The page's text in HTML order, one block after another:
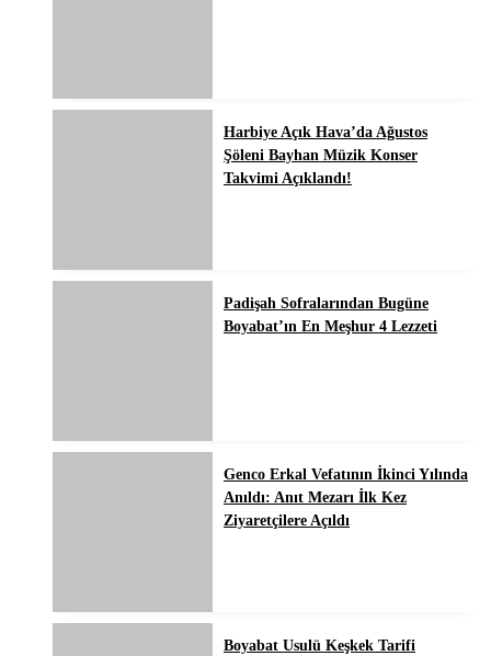
Harbiye Açık Hava’da Ağustos
Şöleni Bayhan Müzik Konser
Takvimi Açıklandı!
Padişah Sofralarından Bugüne
Boyabat’ın En Meşhur 4 Lezzeti
Genco Erkal Vefatının İkinci Yılında
Anıldı: Anıt Mezarı İlk Kez
Ziyaretçilere Açıldı
Boyabat Usulü Keşkek Tarifi